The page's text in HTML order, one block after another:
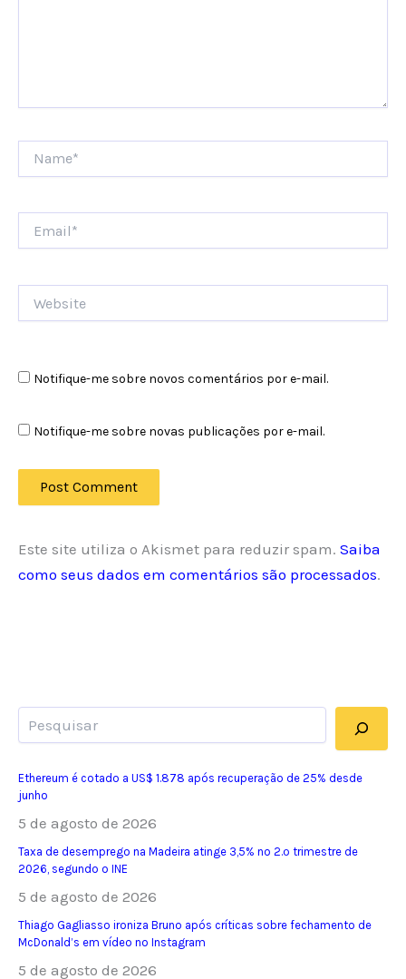
Notifique-me sobre novos comentários por e-mail.
Notifique-me sobre novas publicações por e-mail.
Este site utiliza o Akismet para reduzir spam. Saiba
como seus dados em comentários são processados.
Ethereum é cotado a US$ 1.878 após recuperação de 25% desde
junho
5 de agosto de 2026
Taxa de desemprego na Madeira atinge 3,5% no 2.º trimestre de
2026, segundo o INE
5 de agosto de 2026
Thiago Gagliasso ironiza Bruno após críticas sobre fechamento de
McDonald’s em vídeo no Instagram
5 de agosto de 2026